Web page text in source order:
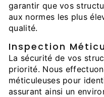
garantir que vos
aux normes les plus
qualité.
Inspection
La sécurité de vos
priorité. Nous
méticuleuses pour
assurant ainsi un